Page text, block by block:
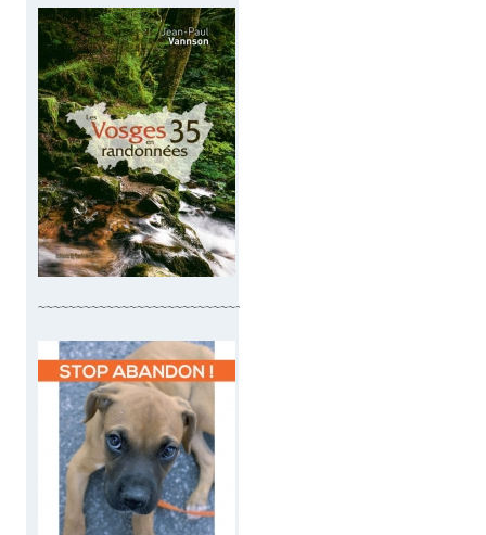
~~~~~~~~~~~~~~~~~~~~~~~~~~~~~~~~~